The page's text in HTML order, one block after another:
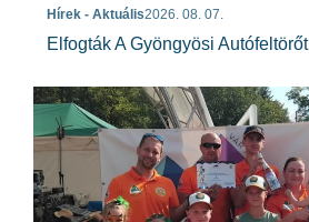
Hírek - Aktuális2026. 08. 07.
Elfogták A Gyöngyösi Autófeltörőt